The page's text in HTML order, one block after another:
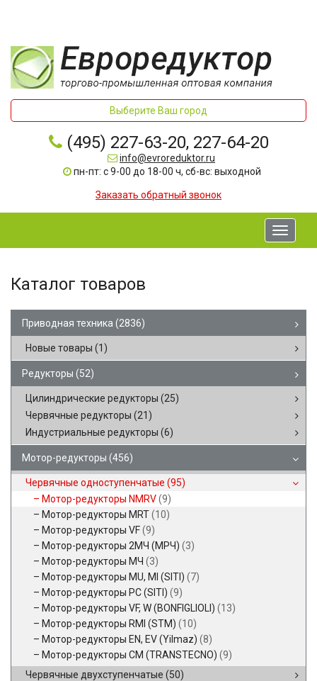
Выберите Ваш город
(495) 227-63-20, 227-64-20
info@evroreduktor.ru
пн-пт: с 9-00 до 18-00 ч, сб-вс: выходной
Заказать обратный звонок
Toggle
Каталог товаров
Приводная техника (2836)
Новые товары (1)
Редукторы (52)
Цилиндрические редукторы (25)
Червячные редукторы (21)
Индустриальные редукторы (6)
Мотор-редукторы (456)
Червячные одноступенчатые (95)
Мотор-редукторы NMRV(9)
Мотор-редукторы MRT(10)
Мотор-редукторы VF(9)
Мотор-редукторы 2МЧ (МРЧ) (3)
Мотор-редукторы МЧ (3)
Мотор-редукторы MU, MI (SITI) (7)
Мотор-редукторы PC (SITI) (9)
Мотор-редукторы VF, W (BONFIGLIOLI) (13)
Мотор-редукторы RMI (STM) (10)
Мотор-редукторы EN, EV (Yilmaz) (8)
Мотор-редукторы CM (TRANSTECNO) (9)
Червячные двухступенчатые (50)